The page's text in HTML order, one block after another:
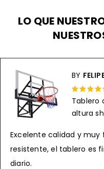
LO QUE
BY
Rated 5 out
of 5
Tablero
altura
Excelente calidad y muy
resistente, el tablero es
diario.